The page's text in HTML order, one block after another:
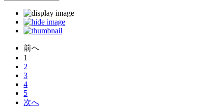
前へ
1
2
3
4
5
次へ